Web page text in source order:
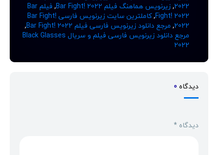
2022
,زیرنویس هماهنگ فیلم Bar Fight! 2022 ,
فیلم Bar
Fight! 2022
,
کاملترین سایت زیرنویس فارسی Bar Fight!
2022
, مرجع دانلود زیرنویس فارسی فیلم Bar Fight! 2022
,
مرجع دانلود زیرنویس فارسی فیلم و سریال Black Glasses
2022
دیدگاه 0
دیدگاه *